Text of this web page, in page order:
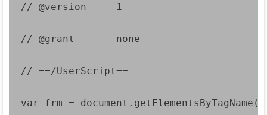
// @version     1
// @grant       none
// ==/UserScript==
var frm =